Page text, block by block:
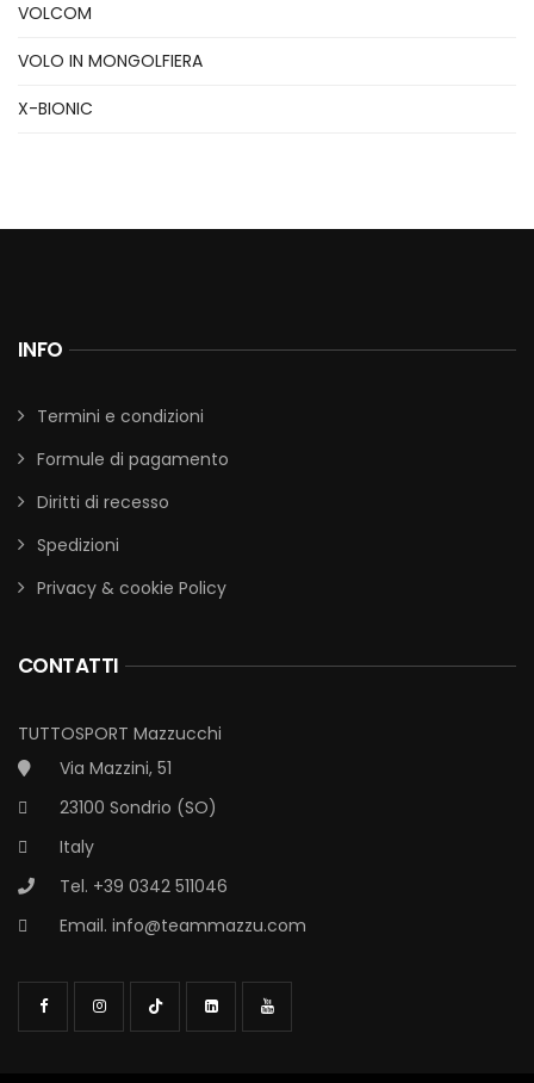
VOLCOM
VOLO IN MONGOLFIERA
X-BIONIC
INFO
Termini e condizioni
Formule di pagamento
Diritti di recesso
Spedizioni
Privacy & cookie Policy
CONTATTI
TUTTOSPORT Mazzucchi
Via Mazzini, 51
23100 Sondrio (SO)
Italy
Tel. +39 0342 511046
Email. info@teammazzu.com